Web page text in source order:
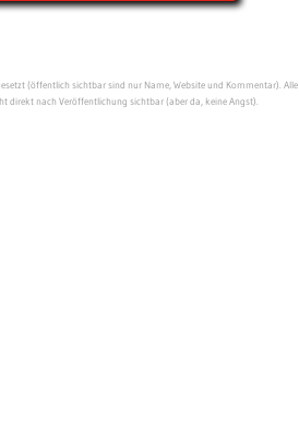
(öffentlich sichtbar sind nur Name, Website und Kommentar). Alle
nach Veröffentlichung sichtbar (aber da, keine Angst).